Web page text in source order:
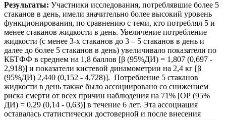
Результаты: Участники исследования, потреблявшие более 5
стаканов в день, имели значительно более высокий уровень
функционирования, по сравнению с теми, кто потреблял 5 и
менее стаканов жидкости в день. Увеличение потребление
жидкости (с менее 3-х стаканов до 3 – 5 стаканов в день и
далее до более 5 стаканов в день) увеличивало показатели по
КБТФФ в среднем на 1,8 баллов [β (95%ДИ) = 1,807 (0,697 -
2,918)] и показатели кистевой динамометрии на 2,4 кг [β
(95%ДИ) 2,440 (0,152 - 4,728)]. Потребление 5 стаканов
жидкости в день также было ассоциировано со снижением
риска смерти от всех причин наблюдения на 71% [ОР (95%
ДИ) = 0,29 (0,14 - 0,63)] в течение 6 лет. Эта ассоциация
оставалась статистически достоверной и после внесения